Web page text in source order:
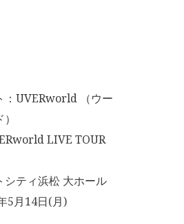
：UVERworld （ウー
LIVE TOUR
シティ浜松 大ホール
5月14日(月)